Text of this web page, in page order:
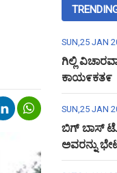
SUN,25 JAN
ಗಿಲ್ಲಿ
ಕಾಯ೯ಕತ೯
SUN,25 JAN
ಬಿಗ್ ಬಾಸ್
ಅವರನ್ನು